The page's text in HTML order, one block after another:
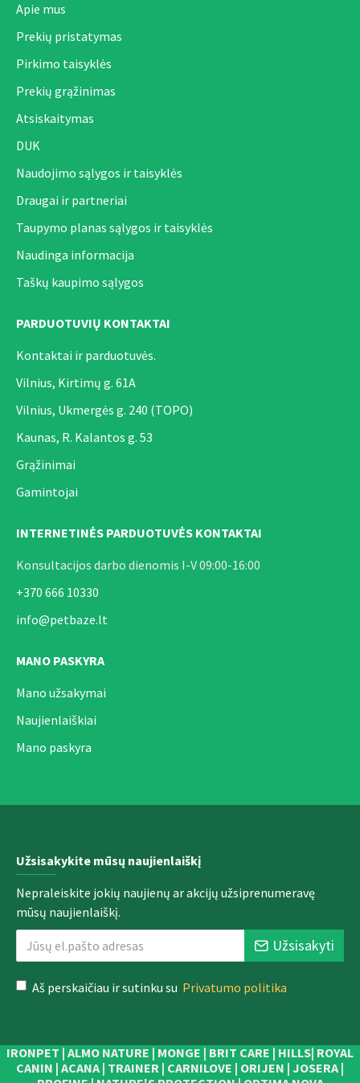
Apie mus
Prekių pristatymas
Pirkimo taisyklės
Prekių grąžinimas
Atsiskaitymas
DUK
Naudojimo sąlygos ir taisyklės
Draugai ir partneriai
Taupymo planas sąlygos ir taisyklės
Naudinga informacija
Taškų kaupimo sąlygos
PARDUOTUVIŲ KONTAKTAI
Kontaktai ir parduotuvės.
Vilnius, Kirtimų g. 61A
Vilnius, Ukmergės g. 240 (TOPO)
Kaunas, R. Kalantos g. 53
Grąžinimai
Gamintojai
INTERNETINĖS PARDUOTUVĖS KONTAKTAI
Konsultacijos darbo dienomis I-V 09:00-16:00
+370 666 10330
info@petbaze.lt
MANO PASKYRA
Mano užsakymai
Naujienlaiškiai
Mano paskyra
Užsisakykite mūsų naujienlaiškį
Nepraleiskite jokių naujienų ar akcijų užsiprenumeravę
mūsų naujienlaiškį.
Užsisakyti
Aš perskaičiau ir sutinku su Privatumo politika
IRONPET | ALMO NATURE | MONGE | BRIT CARE | HILLS| ROYAL
CANIN | ACANA | TRAINER | CARNILOVE | ORIJEN | JOSERA |